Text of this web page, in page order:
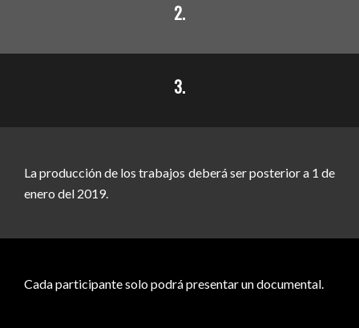
2.
3.
La producción de los trabajos deberá ser posterior a 1 de
enero del 2019.
Cada participante solo podrá presentar un documental.